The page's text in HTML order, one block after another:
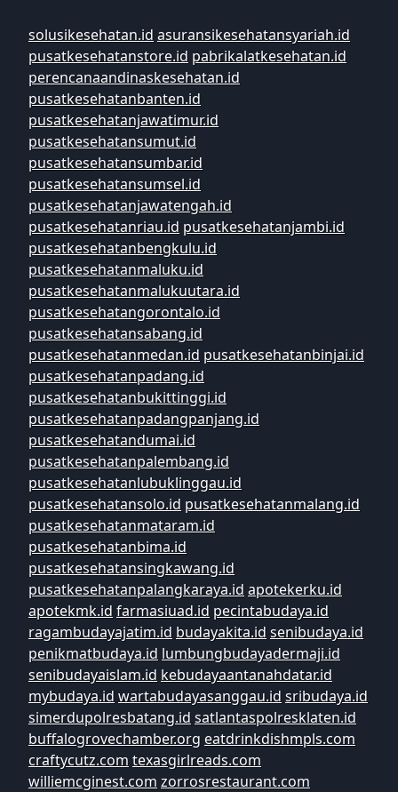
solusikesehatan.id asuransikesehatansyariah.id
pusatkesehatanstore.id pabrikalatkesehatan.id
perencanaandinaskesehatan.id
pusatkesehatanbanten.id
pusatkesehatanjawatimur.id
pusatkesehatansumut.id
pusatkesehatansumbar.id
pusatkesehatansumsel.id
pusatkesehatanjawatengah.id
pusatkesehatanriau.id pusatkesehatanjambi.id
pusatkesehatanbengkulu.id
pusatkesehatanmaluku.id
pusatkesehatanmalukuutara.id
pusatkesehatangorontalo.id
pusatkesehatansabang.id
pusatkesehatanmedan.id pusatkesehatanbinjai.id
pusatkesehatanpadang.id
pusatkesehatanbukittinggi.id
pusatkesehatanpadangpanjang.id
pusatkesehatandumai.id
pusatkesehatanpalembang.id
pusatkesehatanlubuklinggau.id
pusatkesehatansolo.id pusatkesehatanmalang.id
pusatkesehatanmataram.id
pusatkesehatanbima.id
pusatkesehatansingkawang.id
pusatkesehatanpalangkaraya.id apotekerku.id
apotekmk.id farmasiuad.id pecintabudaya.id
ragambudayajatim.id budayakita.id senibudaya.id
penikmatbudaya.id lumbungbudayadermaji.id
senibudayaislam.id kebudayaantanahdatar.id
mybudaya.id wartabudayasanggau.id sribudaya.id
simerdupolresbatang.id satlantaspolresklaten.id
buffalogrovechamber.org eatdrinkdishmpls.com
craftycutz.com texasgirlreads.com
williemcginest.com zorrosrestaurant.com